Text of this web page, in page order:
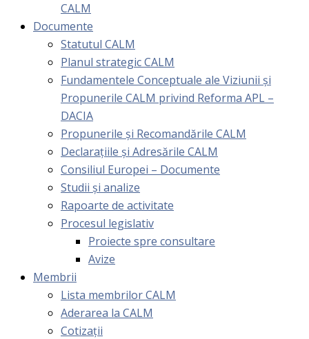
CALM
Documente
Statutul CALM
Planul strategic CALM
Fundamentele Conceptuale ale Viziunii și
Propunerile CALM privind Reforma APL –
DACIA
Propunerile și Recomandările CALM
Declarațiile și Adresările CALM
Consiliul Europei – Documente
Studii și analize
Rapoarte de activitate
Procesul legislativ
Proiecte spre consultare
Avize
Membrii
Lista membrilor CALM
Aderarea la CALM
Cotizaţii